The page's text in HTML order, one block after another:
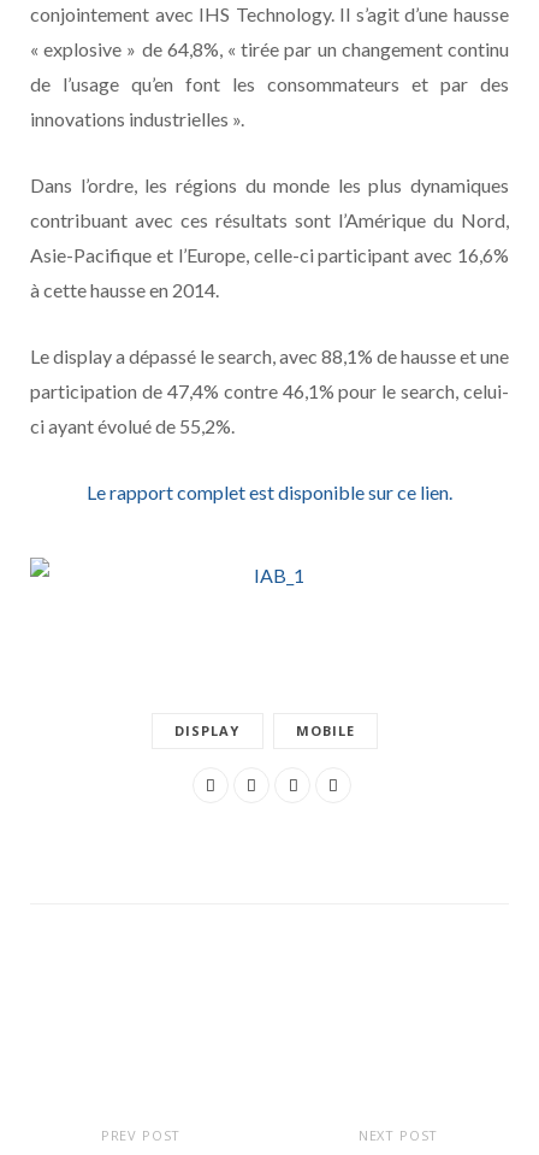
conjointement avec IHS Technology. Il s’agit d’une hausse
« explosive » de 64,8%, « tirée par un changement continu
de l’usage qu’en font les consommateurs et par des
innovations industrielles ».
Dans l’ordre, les régions du monde les plus dynamiques
contribuant avec ces résultats sont l’Amérique du Nord,
Asie-Pacifique et l’Europe, celle-ci participant avec 16,6%
à cette hausse en 2014.
Le display a dépassé le search, avec 88,1% de hausse et une
participation de 47,4% contre 46,1% pour le search, celui-
ci ayant évolué de 55,2%.
Le rapport complet est disponible sur ce lien.
DISPLAY MOBILE
PREV POST NEXT POST